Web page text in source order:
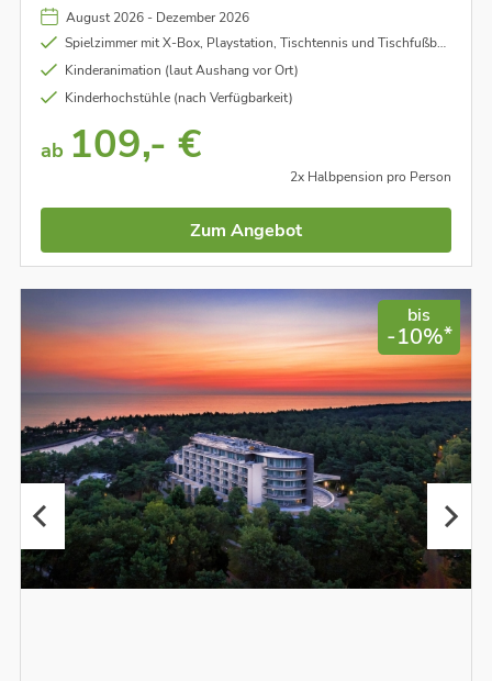
August 2026 - Dezember 2026
Spielzimmer mit X-Box, Playstation, Tischtennis und Tischfußball (nach Verfügbarkeit)
Kinderanimation (laut Aushang vor Ort)
Kinderhochstühle (nach Verfügbarkeit)
ab 109,- €
2x Halbpension pro Person
Zum Angebot
bis
-10%*